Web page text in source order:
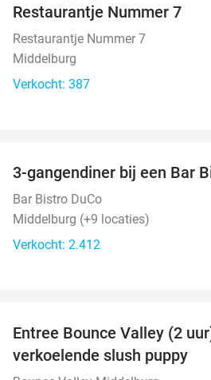
Restaurantje Nummer 7
Restaurantje Nummer 7
Middelburg
Verkocht: 387
3-gangendiner bij een Bar
Bar Bistro DuCo
Middelburg (+9 locaties)
Verkocht: 2.412
Entree Bounce Valley (2
verkoelende slush puppy